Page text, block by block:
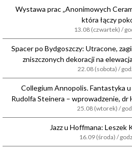
Wystawa prac „Anonimowych
która łączy
13.08 (czwartek) /
Spacer po Bydgoszczy: Utracone,
zniszczonych dekoracji na
22.08 (sobota) /
Collegium Annopolis. Fantastyka
Rudolfa Steinera – wprowadzenie, dr
25.08 (wtorek) /
Jazz u Hoffmana: Leszek
16.09 (środa) /